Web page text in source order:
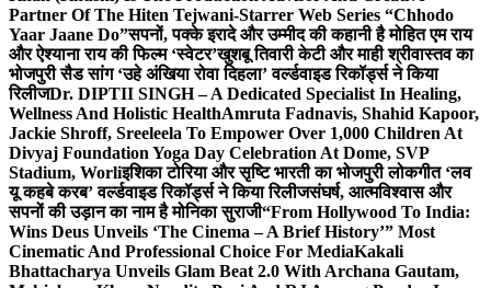
Partner Of The Hiten Tejwani-Starrer Web Series “Chhodo
Yaar Jaane Do”सपनों, पक्के इरादे और उम्मीद की कहानी है मोहित एम राय
और ऐश्याना राय की फिल्म ‘स्वेटर’खुशबू तिवारी केटी और माही श्रीवास्तव का
भोजपुरी सैड सांग ‘उहे अंखिया रोवा दिहला’ वर्ल्डवाइड रिकॉर्ड्स ने किया
रिलीजDr. DIPTII SINGH – A Dedicated Specialist In Healing,
Wellness And Holistic HealthAmruta Fadnavis, Shahid Kapoor,
Jackie Shroff, Sreeleela To Empower Over 1,000 Children At
Divyaj Foundation Yoga Day Celebration At Dome, SVP
Stadium, Worliइशिका टोरिया और सृष्टि भारती का भोजपुरी लोकगीत ‘लव
यू कहबे करब’ वर्ल्डवाइड रिकॉर्ड्स ने किया रिलीजसंघर्ष, आत्मविश्वास और
सपनों की उड़ान का नाम है मोनिका सुराजी“From Hollywood To India:
Wins Deus Unveils ‘The Cinema – A Brief History’” Most
Cinematic And Professional Choice For MediaKakali
Bhattacharya Unveils Glam Beat 2.0 With Archana Gautam,